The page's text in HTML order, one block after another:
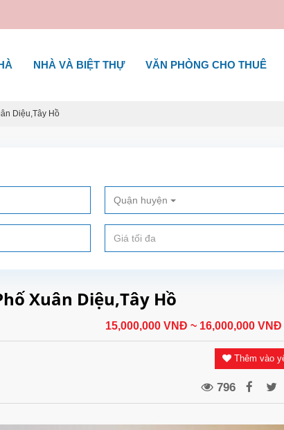
NHÀ VÀ BIỆT THỰ VĂN PHÒNG CHO THUÊ
Diệu,Tây Hồ
Quận huyện
Xuân Diệu,Tây Hồ
15,000,000 VNĐ ~ 16,000,000 VNĐ
Thêm vào
796